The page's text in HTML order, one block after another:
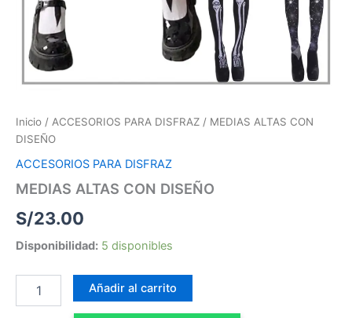
Inicio / ACCESORIOS PARA DISFRAZ / MEDIAS ALTAS CON
DISEÑO
ACCESORIOS PARA DISFRAZ
MEDIAS ALTAS CON DISEÑO
S/23.00
Disponibilidad: 5 disponibles
Añadir al carrito